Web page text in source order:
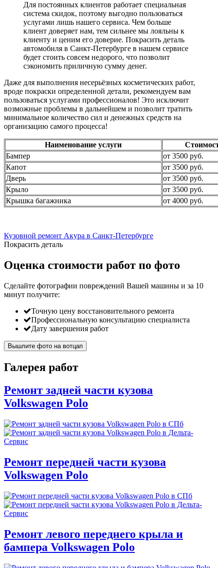
Для постоянных клиентов работает специальная
система скидок, поэтому выгодно пользоваться
услугами лишь нашего сервиса. Чем больше
клиент доверяет нам, тем сильнее мы лояльны к
клиенту и ценим его доверие. Покрасить деталь
автомобиля в Санкт-Петербурге в нашем сервисе
будет стоить совсем недорого, что позволит
сэкономить приличную сумму денег.
Даже для выполнения несерьёзных косметических работ,
вроде покраски определенной детали, рекомендуем вам
пользоваться услугами профессионалов! Это исключит
возможные проблемы в дальнейшем и позволит тратить
минимальное количество сил и денежных средств на
организацию самого процесса!
Наименование услуги
Бампер
от 3500 руб.
Капот
от 3500 руб.
Дверь
от 3500 руб.
Крыло
от 3500 руб.
Крышка багажника
от 4000 руб.
Кузовной ремонт Акура в Санкт-Петербурге
Покрасить деталь
Оценка стоимости работ по фото
Сделайте фотографии повреждений Вашей машины и за 10
минут получите:
Точную цену восстановительного ремонта
Профессиональную консультацию специалиста
Дату завершения работ
Вышлите фото на вотцап
Галерея работ
Ремонт задней части кузова
Volkswagen Polo
Ремонт передней части кузова
Volkswagen Polo
Ремонт левого переднего крыла и
бампера Volkswagen Polo